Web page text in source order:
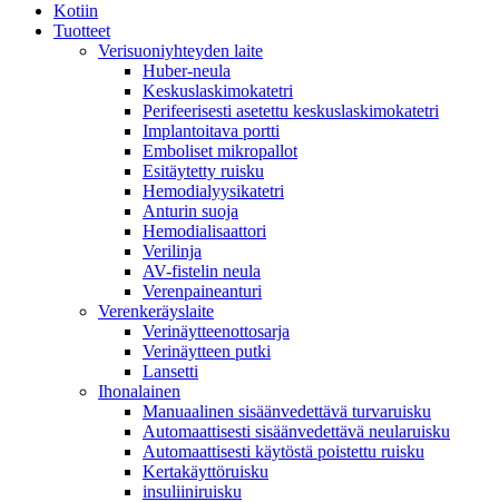
Kotiin
Tuotteet
Verisuoniyhteyden laite
Huber-neula
Keskuslaskimokatetri
Perifeerisesti asetettu keskuslaskimokatetri
Implantoitava portti
Emboliset mikropallot
Esitäytetty ruisku
Hemodialyysikatetri
Anturin suoja
Hemodialisaattori
Verilinja
AV-fistelin neula
Verenpaineanturi
Verenkeräyslaite
Verinäytteenottosarja
Verinäytteen putki
Lansetti
Ihonalainen
Manuaalinen sisäänvedettävä turvaruisku
Automaattisesti sisäänvedettävä neularuisku
Automaattisesti käytöstä poistettu ruisku
Kertakäyttöruisku
insuliiniruisku